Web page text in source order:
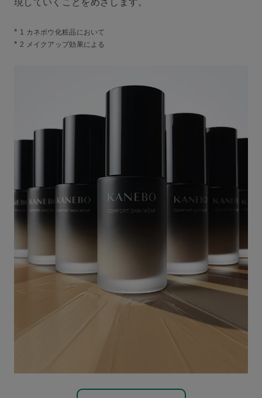
現していくことをめざします。
* 1 カネボウ化粧品において
* 2 メイクアップ効果による